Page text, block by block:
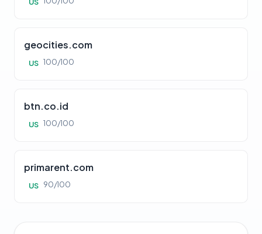
US
geocities.com
US 100/100
btn.co.id
US 100/100
primarent.com
US 90/100